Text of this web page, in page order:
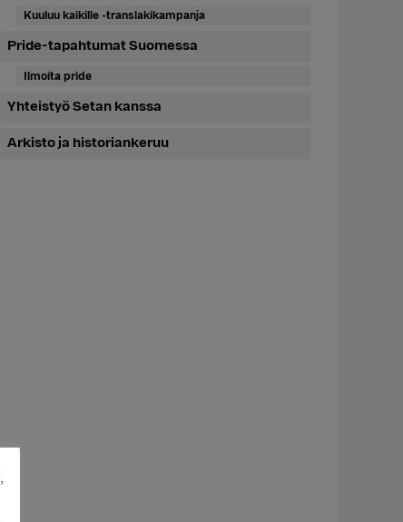
Kuuluu kaikille -translakikampanja
Pride-tapahtumat Suomessa
Ilmoita pride
Yhteistyö Setan kanssa
Arkisto ja historiankeruu